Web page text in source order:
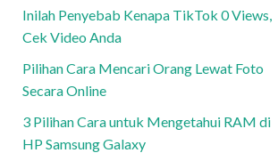
Inilah Penyebab Kenapa TikTok 0 Views,
Cek Video Anda
Pilihan Cara Mencari Orang Lewat Foto
Secara Online
3 Pilihan Cara untuk Mengetahui RAM di
HP Samsung Galaxy